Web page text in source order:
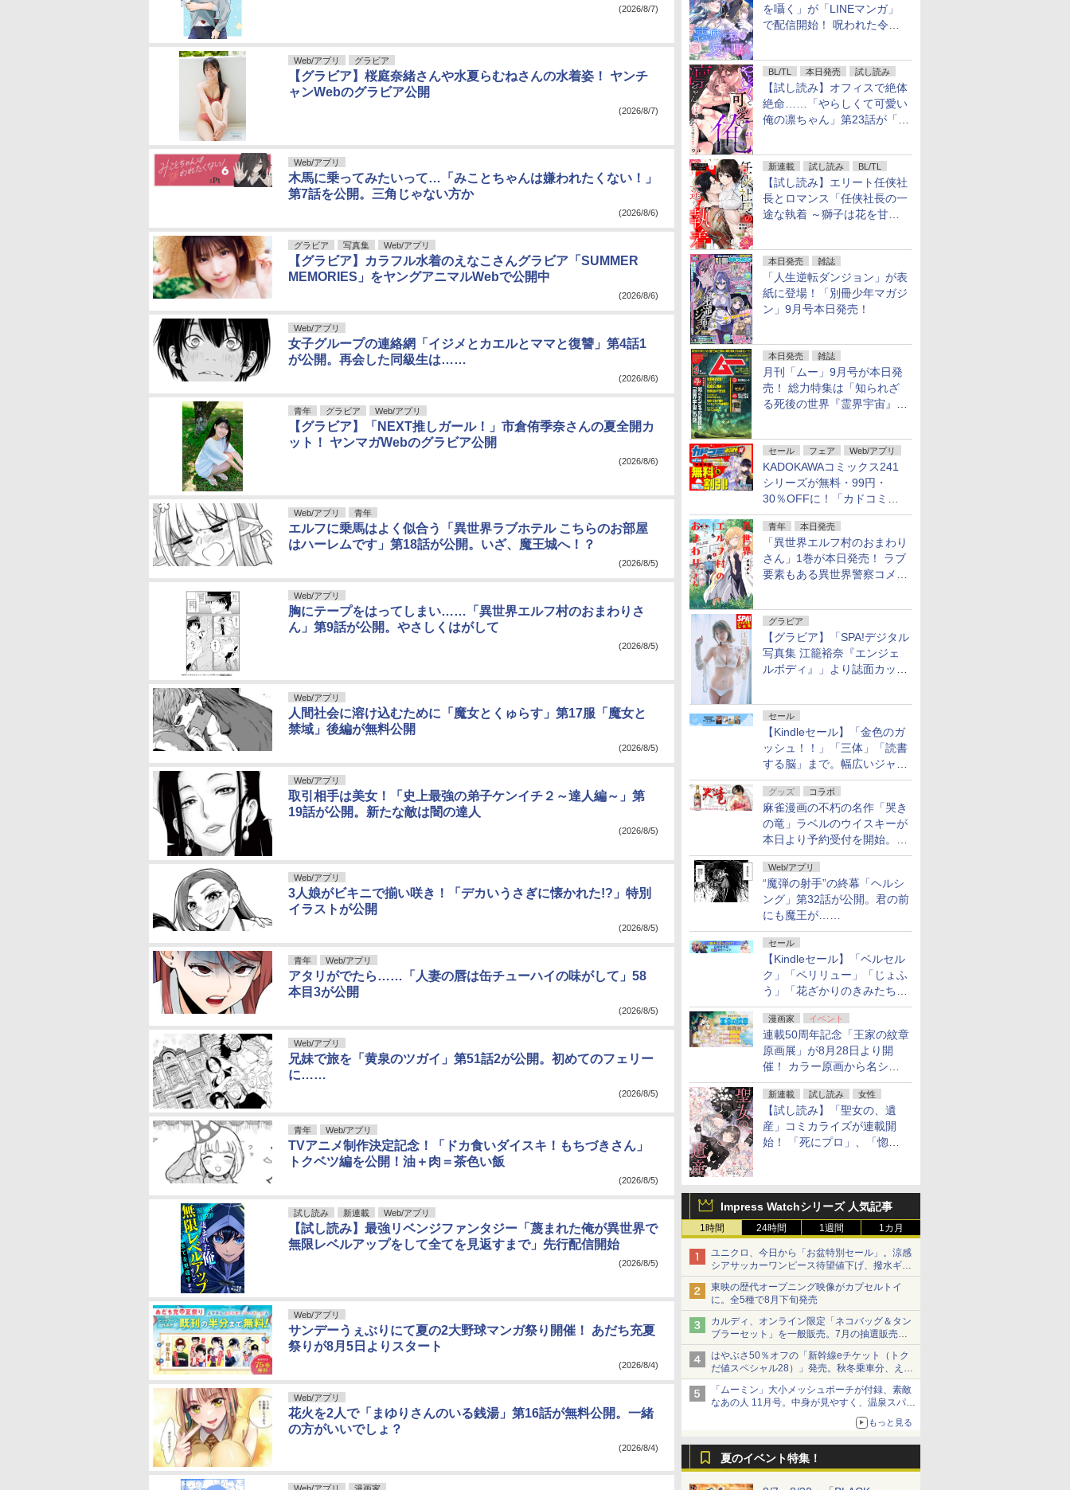
を囁く」が「LINEマンガ」
で配信開始！ 呪われた令嬢×
BL/TL 本日発売 試し読み
【試し読み】オフィスで絶体
絶命……「やらしくて可愛い
俺の凛ちゃん」第23話が「コ
新連載 試し読み BL/TL
【試し読み】エリート任侠社
長とロマンス「任侠社長の一
途な執着 ～獅子は花を甘く
本日発売 雑誌
「人生逆転ダンジョン」が表
紙に登場！「別冊少年マガジ
ン」9月号本日発売！
本日発売 雑誌
月刊「ムー」9月号が本日発
売！ 総力特集は「知られざ
る死後の世界『霊界宇宙』の
セール フェア Web/アプリ
KADOKAWAコミックス241
シリーズが無料・99円・
30％OFFに！「カドコミフ
ェア 2026」第2弾が開催中！
青年 本日発売
「異世界エルフ村のおまわり
さん」1巻が本日発売！ ラブ
要素もある異世界警察コメデ
グラビア
【グラビア】「SPA!デジタル
写真集 江籠裕奈『エンジェ
ルボディ』」より誌面カット
セール
【Kindleセール】「金色のガ
ッシュ！！」「三体」「読書
する脳」まで。幅広いジャン
ルの電子書籍が最大65％オ
フ！「Kindle本サマーセー
ル」第2弾が開催中！
グッズ コラボ
麻雀漫画の不朽の名作「哭き
の竜」ラベルのウイスキーが
本日より予約受付を開始。8
月16日まで
Web/アプリ
“魔弾の射手”の終幕「ヘルシ
ング」第32話が公開。君の前
にも魔王が……
セール
【Kindleセール】「ベルセル
ク」「ペリリュー」「じょふ
う」「花ざかりのきみたち
へ」などが最大50％オフ！
「白泉社 夏の大割引セー
ル」が開催中！
漫画家 イベント
連載50周年記念「王家の紋章
原画展」が8月28日より開
催！ カラー原画から名シー
ンの原稿まで
新連載 試し読み 女性
【試し読み】「聖女の、遺
産」コミカライズが連載開
始！ 「死にプロ」、「惚れ
Impress Watchシリーズ 人気記事
1時間 24時間 1週間 1カ月
ユニクロ、今日から「お盆特別セール」。涼感
シアサッカーワンピース待望値下げ、撥水ギア
ショーツは1990円に
東映の歴代オープニング映像がカプセルトイ
に。全5種で8月下旬発売
カルディ、オンライン限定「ネコバッグ＆タン
ブラーセット」を一般販売。7月の抽選販売の
当選無効分
はやぶさ50％オフの「新幹線eチケット（トク
だ値スペシャル28）」発売。秋冬乗車分、えき
ねっと限定
「ムーミン」大小メッシュポーチが付録、素敵
なあの人 11月号。中身が見やすく、温泉スパに
もっと見る
夏のイベント特集！
(2026/8/7)
Web/アプリ グラビア
【グラビア】桜庭奈緒さんや水夏らむねさんの水着姿！ ヤンチ
ャンWebのグラビア公開
(2026/8/7)
Web/アプリ
木馬に乗ってみたいって…「みことちゃんは嫌われたくない！」
第7話を公開。三角じゃない方か
(2026/8/6)
グラビア 写真集 Web/アプリ
【グラビア】カラフル水着のえなこさんグラビア「SUMMER
MEMORIES」をヤングアニマルWebで公開中
(2026/8/6)
Web/アプリ
女子グループの連絡網「イジメとカエルとママと復讐」第4話1
が公開。再会した同級生は……
(2026/8/6)
青年 グラビア Web/アプリ
【グラビア】「NEXT推しガール！」市倉侑季奈さんの夏全開カ
ット！ ヤンマガWebのグラビア公開
(2026/8/6)
Web/アプリ 青年
エルフに乗馬はよく似合う「異世界ラブホテル こちらのお部屋
はハーレムです」第18話が公開。いざ、魔王城へ！？
(2026/8/5)
Web/アプリ
胸にテープをはってしまい……「異世界エルフ村のおまわりさ
ん」第9話が公開。やさしくはがして
(2026/8/5)
Web/アプリ
人間社会に溶け込むために「魔女とくゅらす」第17服「魔女と
禁域」後編が無料公開
(2026/8/5)
Web/アプリ
取引相手は美女！「史上最強の弟子ケンイチ２～達人編～」第
19話が公開。新たな敵は闇の達人
(2026/8/5)
Web/アプリ
3人娘がビキニで揃い咲き！「デカいうさぎに懐かれた!?」特別
イラストが公開
(2026/8/5)
青年 Web/アプリ
アタリがでたら……「人妻の唇は缶チューハイの味がして」58
本目3が公開
(2026/8/5)
Web/アプリ
兄妹で旅を「黄泉のツガイ」第51話2が公開。初めてのフェリー
に……
(2026/8/5)
青年 Web/アプリ
TVアニメ制作決定記念！「ドカ食いダイスキ！もちづきさん」
トクベツ編を公開！油＋肉＝茶色い飯
(2026/8/5)
試し読み 新連載 Web/アプリ
【試し読み】最強リベンジファンタジー「蔑まれた俺が異世界で
無限レベルアップをして全てを見返すまで」先行配信開始
(2026/8/5)
Web/アプリ
サンデーうぇぶりにて夏の2大野球マンガ祭り開催！ あだち充夏
祭りが8月5日よりスタート
(2026/8/4)
Web/アプリ
花火を2人で「まゆりさんのいる銭湯」第16話が無料公開。一緒
の方がいいでしょ？
(2026/8/4)